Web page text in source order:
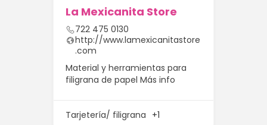
La Mexicanita Store
722 475 0130
http://www.lamexicanitastore
.com
Material y herramientas para
filigrana de papel Más info
Tarjetería/ filigrana +1